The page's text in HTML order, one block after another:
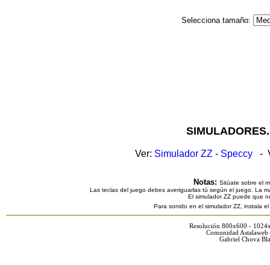
Selecciona tamaño:
Ver: Simulador ZZ - Speccy -
Notas: Sitúate sobre el
Las teclas del juego debes averiguarlas tú según el juego. La
El simulador ZZ puede que
Para sonido en el simulador ZZ, instala
Resolución 800x600 -
Comunidad
Gabriel Chova